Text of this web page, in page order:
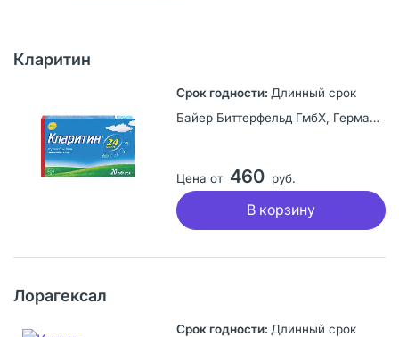
Кларитин
Длинный срок
Байер Биттерфельд ГмбХ, Германия
Цена от 460 руб.
В корзину
Лорагексал
Длинный срок